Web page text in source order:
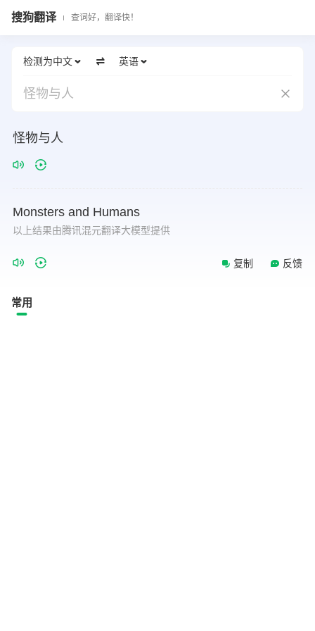
搜狗翻译 查词好，翻译快！
检测为中文 英语
怪物与人
怪物与人
Monsters and Humans
以上结果由腾讯混元翻译大模型提供
复制 反馈
常用